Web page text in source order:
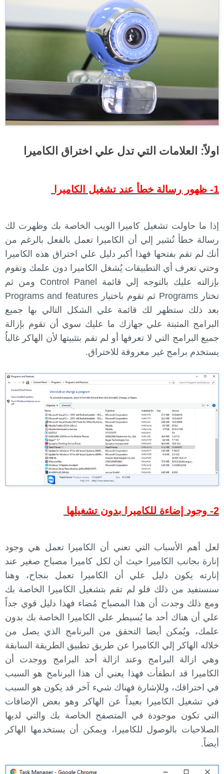
اولاً: العلامات التي تدل علي اختراق الكاميرا
1- ظهور رسالة خطأ عند تشغيل الكاميرا
إذا ما حاولت تشغيل كاميرا الويب الخاصة بك وظهرت لك
رسالة خطأ تُشير إلي أن الكاميرا تعمل بالفعل بالرغم من
أنك لم تقم بفتحها فهذا أكبر دليل علي اختراق هذه الكاميرا
وحتي تعرف أي التطبيقات يُشغل الكاميرا دون علمك وتقوم
بإزالته عليك بالتوجه إلي قائمة Control Panel ومن ثم
تختار Programs ثم تقوم باختيار Programs and features
بعد ذلك ستظهر لك قائمة علي الشكل التالي بها جميع
البرامج المثبتة علي جهازك ما عليك سوي أن تقوم بإزالة
جميع البرامج التي لا تعرفها أو لم تقم بتثبيتها لأن الهاكر غالباُ
يستخدم برامج غير معروفة للاختراق.
2- وجود إضاءة للكاميرا بدون تشغيلها
لعل أهم الأسباب التي تعني أن الكاميرا تعمل هي وجود
إنارة بجانب الكاميرا حيث أن لكل كاميرا مصباح صغير عند
إنارته يكون دليل علي أن الكاميرا تعمل بنجاح، وهنا
سنستفيد من ذلك فلو لم تقم بتشغيل الكاميرا الخاصة بك
ومع ذلك وجدت أن هذا المصباح مُضاء فهذا دليل قوي جداً
علي أن هناك أحد ما يُسيطر علي الكاميرا الخاصة بك بدون
علمك، ويُمكن أيضا التحقق من البرنامج الذي يصل من
خلاله الهاكر إلي الكاميرا عن طريق تطبيق الطريقة السابقة
وهي ازالة البرامج وعند ازالة أحد البرامج ووجدت أن
الكاميرا قد انطفأت فهذا يعني أن هذا البرنامج هو السبب
في اختراقك، وللإشارة فهناك شيء آخر قد يكون هو السبب
في تشغيل الكاميرا بعيداً عن الهاكر وهو بعض الإضافات
التي تكون موجودة في المتصفح الخاصة بك والتي لديها
الصلاحيات بالوصول للكاميرا، ويمكن أن يستخدمها الهاكر
أيضاً.